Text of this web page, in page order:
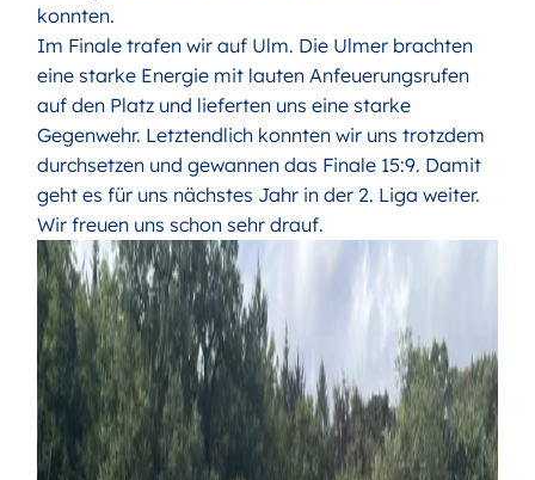
konnten.
Im Finale trafen wir auf Ulm. Die Ulmer brachten
eine starke Energie mit lauten Anfeuerungsrufen
auf den Platz und lieferten uns eine starke
Gegenwehr. Letztendlich konnten wir uns trotzdem
durchsetzen und gewannen das Finale 15:9. Damit
geht es für uns nächstes Jahr in der 2. Liga weiter.
Wir freuen uns schon sehr drauf.
Bild